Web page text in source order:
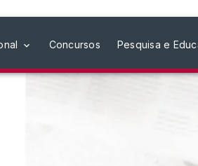
Concursos Pesquisa e